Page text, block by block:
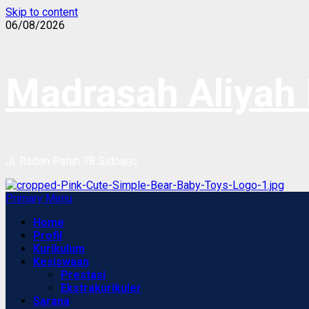
Skip to content
06/08/2026
Primary Menu
Home
Profil
Kurikulum
Kesiswaan
Prestasi
Ekstrakurikuler
Sarana